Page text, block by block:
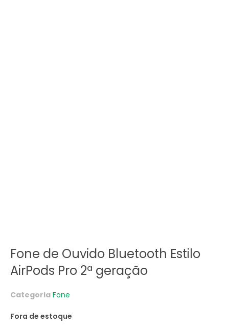
Fone de Ouvido Bluetooth Estilo
AirPods Pro 2ª geração
Categoria Fone
Fora de estoque